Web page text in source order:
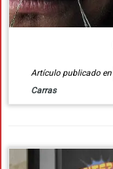
Artículo publicado en
Carras